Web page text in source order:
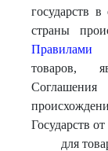
государств
страны
Правилами
товаров,
Государств
для